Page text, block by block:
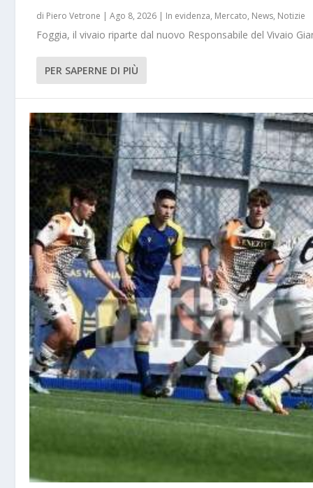
di Piero Vetrone |Ago 8, 2026 | In evidenza, Mercato, News, Notizie
Foggia, il vivaio riparte dal nuovo Responsabile del Vivaio
PER SAPERNE DI PIÙ